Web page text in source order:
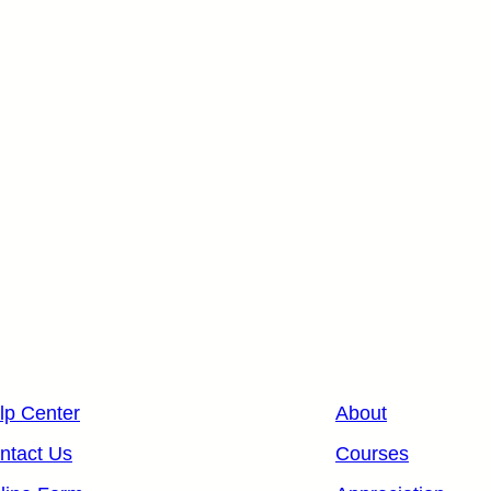
Center
Us
About
Courses